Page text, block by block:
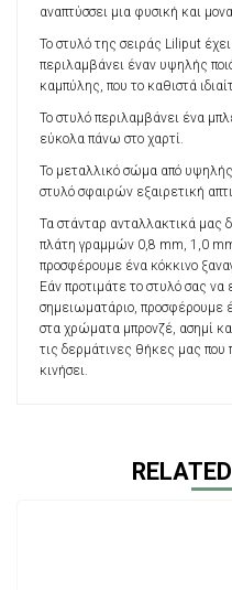
αναπτύσσει μια φυσική και
Το στυλό της σειράς Liliput
περιλαμβάνει έναν υψηλής
καμπύλης, που το καθιστά
Το στυλό περιλαμβάνει ένα
εύκολα πάνω στο χαρτί.
Το μεταλλικό σώμα από υψηλής
στυλό σφαιρών εξαιρετική
Τα στάνταρ ανταλλακτικά μας
πλάτη γραμμών 0,8 mm, 1,0
προσφέρουμε ένα κόκκινο
Εάν προτιμάτε το στυλό σας
σημειωματάριο, προσφέρουμε
στα χρώματα μπρονζέ, ασημί
τις δερμάτινες θήκες μας που
κινήσει.